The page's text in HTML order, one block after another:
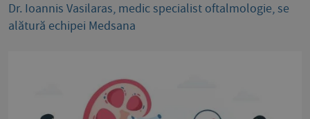
Dr. Ioannis Vasilaras, medic specialist oftalmologie, se
alătură echipei Medsana